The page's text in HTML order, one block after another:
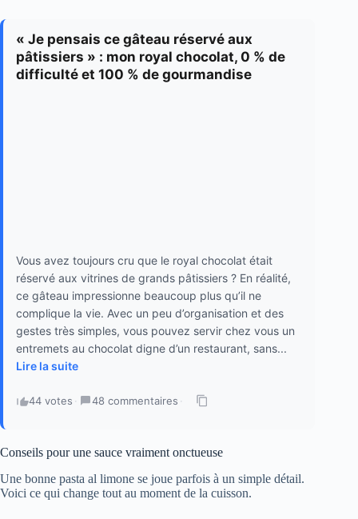
« Je pensais ce gâteau réservé aux
pâtissiers » : mon royal chocolat, 0 % de
difficulté et 100 % de gourmandise
Vous avez toujours cru que le royal chocolat était
réservé aux vitrines de grands pâtissiers ? En réalité,
ce gâteau impressionne beaucoup plus qu’il ne
complique la vie. Avec un peu d’organisation et des
gestes très simples, vous pouvez servir chez vous un
entremets au chocolat digne d’un restaurant, sans...
Lire la suite
44 votes · 48 commentaires ·
Conseils pour une sauce vraiment onctueuse
Une bonne pasta al limone se joue parfois à un simple détail.
Voici ce qui change tout au moment de la cuisson.